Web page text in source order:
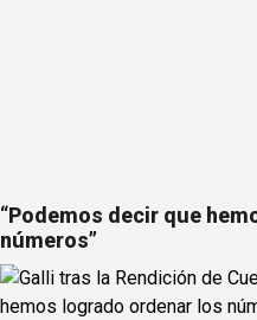
“Podemos decir que
números”